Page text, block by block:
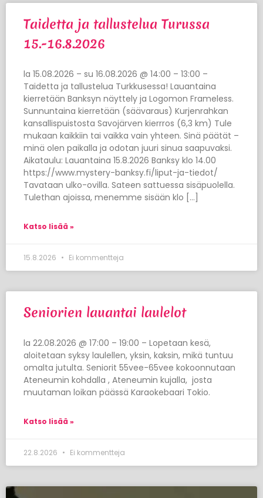
Taidetta ja tallustelua Turussa
15.-16.8.2026
la 15.08.2026 – su 16.08.2026 @ 14:00 – 13:00 –
Taidetta ja tallustelua Turkkusessa! Lauantaina
kierretään Banksyn näyttely ja Logomon Frameless.
Sunnuntaina kierretään (säävaraus) Kurjenrahkan
kansallispuistosta Savojärven kierrros (6,3 km) Tule
mukaan kaikkiin tai vaikka vain yhteen. Sinä päätät –
minä olen paikalla ja odotan juuri sinua saapuvaksi.
Aikataulu: Lauantaina 15.8.2026 Banksy klo 14.00
https://www.mystery-banksy.fi/liput-ja-tiedot/
Tavataan ulko-ovilla. Sateen sattuessa sisäpuolella.
Tulethan ajoissa, menemme sisään klo […]
Katso lisää »
15.8.2026 Ei kommentteja
Seniorien lauantai laulelot
la 22.08.2026 @ 17:00 – 19:00 – Lopetaan kesä,
aloitetaan syksy laulellen, yksin, kaksin, mikä tuntuu
omalta jutulta. Seniorit 55vee-65vee kokoonnutaan
Ateneumin kohdalla , Ateneumin kujalla, josta
muutaman loikan päässä Karaokebaari Tokio.
Katso lisää »
22.8.2026 Ei kommentteja